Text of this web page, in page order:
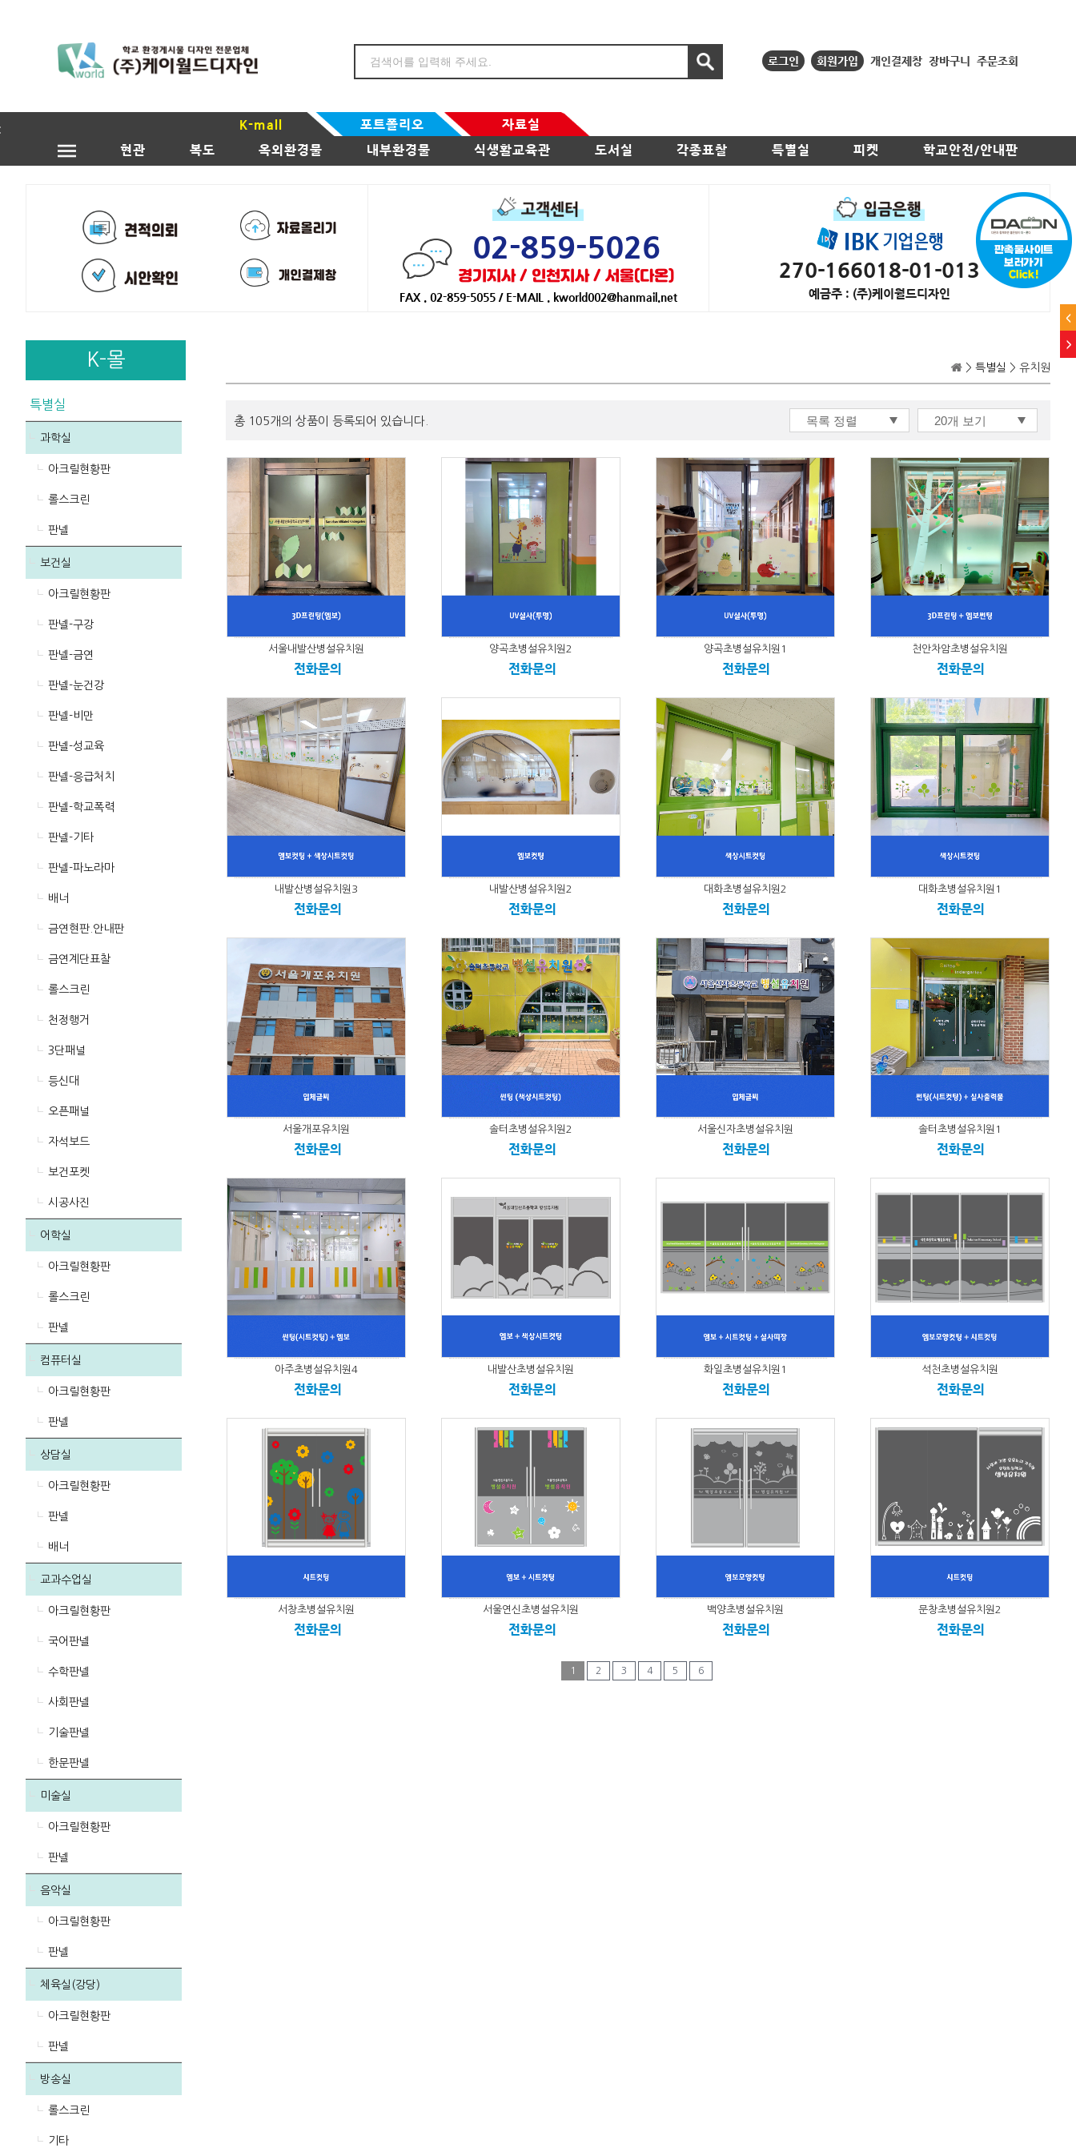
로그인 회원가입 개인결제창 장바구니 주문조회
K-mall 포트폴리오
자료실
현관
복도 옥외환경물 내부환경물 식생활교육관 도서실 각종표찰 특별실 피켓 학교안전/안내판
02-859-5026
경기지사 / 인천지사 / 서울(다온)
FAX . 02-859-5055 / E-MAIL . kworld002@hanmail.net
270-166018-01-013
예금주 : (주)케이월드디자인
K-몰
특별실
과학실
아크릴현황판
롤스크린
판넬
보건실
아크릴현황판
판넬-구강
판넬-금연
판넬-눈건강
판넬-비만
판넬-성교육
판넬-응급처치
판넬-학교폭력
판넬-기타
판넬-파노라마
배너
금연현판.안내판
금연계단표찰
롤스크린
천정행거
3단패널
등신대
오픈패널
자석보드
보건포켓
시공사진
어학실
아크릴현황판
롤스크린
판넬
컴퓨터실
아크릴현황판
판넬
상담실
아크릴현황판
판넬
배너
교과수업실
아크릴현황판
국어판넬
수학판넬
사회판넬
기술판넬
한문판넬
미술실
아크릴현황판
판넬
음악실
아크릴현황판
판넬
체육실(강당)
아크릴현황판
판넬
방송실
롤스크린
기타
> 특별실 > 유치원
총 105개의 상품이 등록되어 있습니다.
서울내발산병설유치원
전화문의
양곡초병설유치원2
전화문의
양곡초병설유치원1
전화문의
천안차암초병설유치원
전화문의
내발산병설유치원3
전화문의
내발산병설유치원2
전화문의
대화초병설유치원2
전화문의
대화초병설유치원1
전화문의
서울개포유치원
전화문의
솔터초병설유치원2
전화문의
서울신자초병설유치원
전화문의
솔터초병설유치원1
전화문의
아주초병설유치원4
전화문의
내발산초병설유치원
전화문의
화일초병설유치원1
전화문의
석천초병설유치원
전화문의
서창초병설유치원
전화문의
서울연신초병설유치원
전화문의
백양초병설유치원
전화문의
문창초병설유치원2
전화문의
1 2 3 4 5 6
<
>